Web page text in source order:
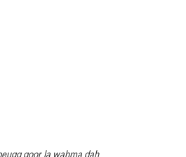
goor la wahma dah